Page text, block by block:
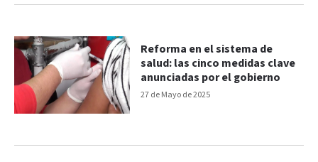
27 de Mayo de 2025
Reforma en el sistema de
salud: las cinco medidas clave
anunciadas por el gobierno